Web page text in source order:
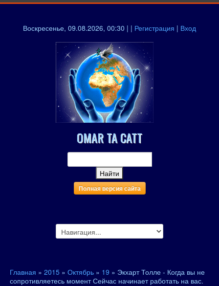
Воскресенье, 09.08.2026, 00:30 | | Регистрация | Вход
OMAR TA CATT
Полная версия сайта
Главная » 2015 » Октябрь » 19 » Экхарт Толле - Когда вы не
сопротивляетесь момент Сейчас начинает работать на вас.